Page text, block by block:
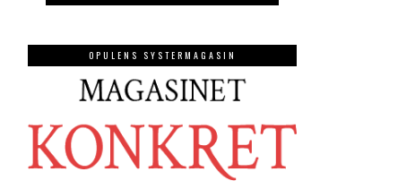
OPULENS SYSTERMAGASIN